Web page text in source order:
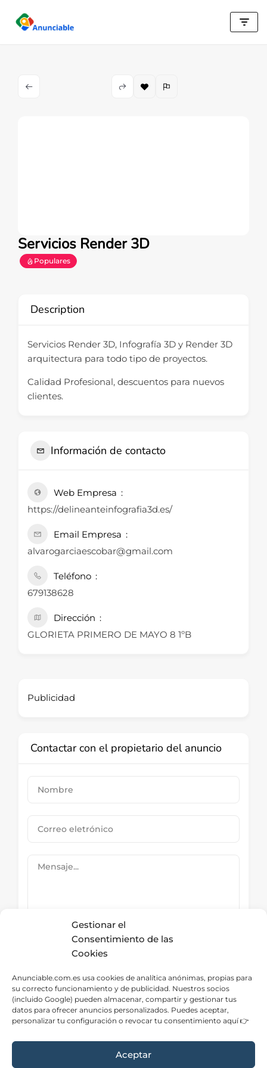
Gestionar el
Consentimiento de las
Cookies
Anunciable.com.es usa cookies de analítica anónimas, propias para
su correcto funcionamiento y de publicidad. Nuestros socios
(incluido Google) pueden almacenar, compartir y gestionar tus
datos para ofrecer anuncios personalizados. Puedes aceptar,
personalizar tu configuración o revocar tu consentimiento aquí 👉
Aceptar
Saltar
Servicios Render 3D
Populares
Description
Servicios Render 3D, Infografía 3D y Render 3D
arquitectura para todo tipo de proyectos.
Calidad Profesional, descuentos para nuevos
clientes.
Información de contacto
Web Empresa
https://delineanteinfografia3d.es/
Email Empresa
alvarogarciaescobar@gmail.com
Teléfono
679138628
Dirección
GLORIETA PRIMERO DE MAYO 8 1ºB
Publicidad
Contactar con el propietario del anuncio
Submit Now
Directorio – Categorías